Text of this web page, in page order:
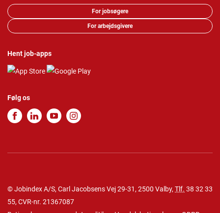
For jobsøgere
For arbejdsgivere
Hent job-apps
Følg os
© Jobindex A/S, Carl Jacobsens Vej 29-31, 2500 Valby, Tlf. 38 32 33
55, CVR-nr. 21367087